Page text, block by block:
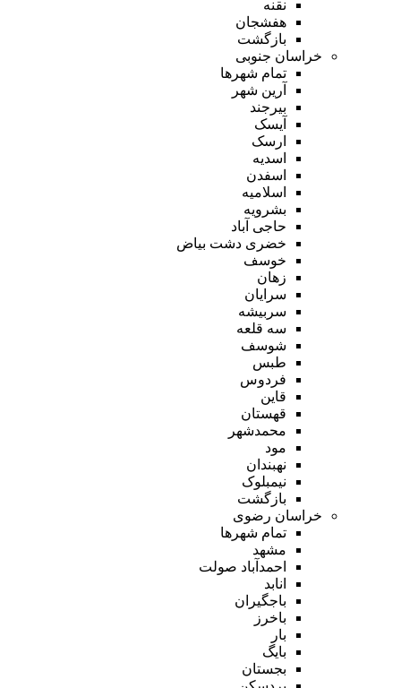
نقنه
هفشجان
بازگشت
خراسان جنوبی
تمام شهر‌ها
آرین شهر
بیرجند
آیسک
ارسک
اسدیه
اسفدن
اسلامیه
بشرویه
حاجی آباد
خضری دشت بیاض
خوسف
زهان
سرایان
سربیشه
سه قلعه
شوسف
طبس
فردوس
قاین
قهستان
محمدشهر
مود
نهبندان
نیمبلوک
بازگشت
خراسان رضوی
تمام شهر‌ها
مشهد
احمدآباد صولت
انابد
باجگیران
باخرز
بار
بایگ
بجستان